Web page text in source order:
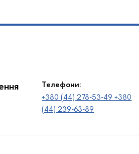
Телефони:
+380 (44) 278-53-49 +380
(44) 239-63-89